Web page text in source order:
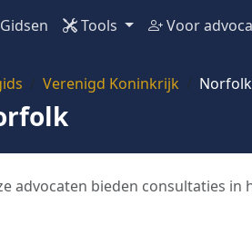
Gidsen Tools Voor
Verenigd Koninkrijk Norfolk
advocaten bieden consultaties